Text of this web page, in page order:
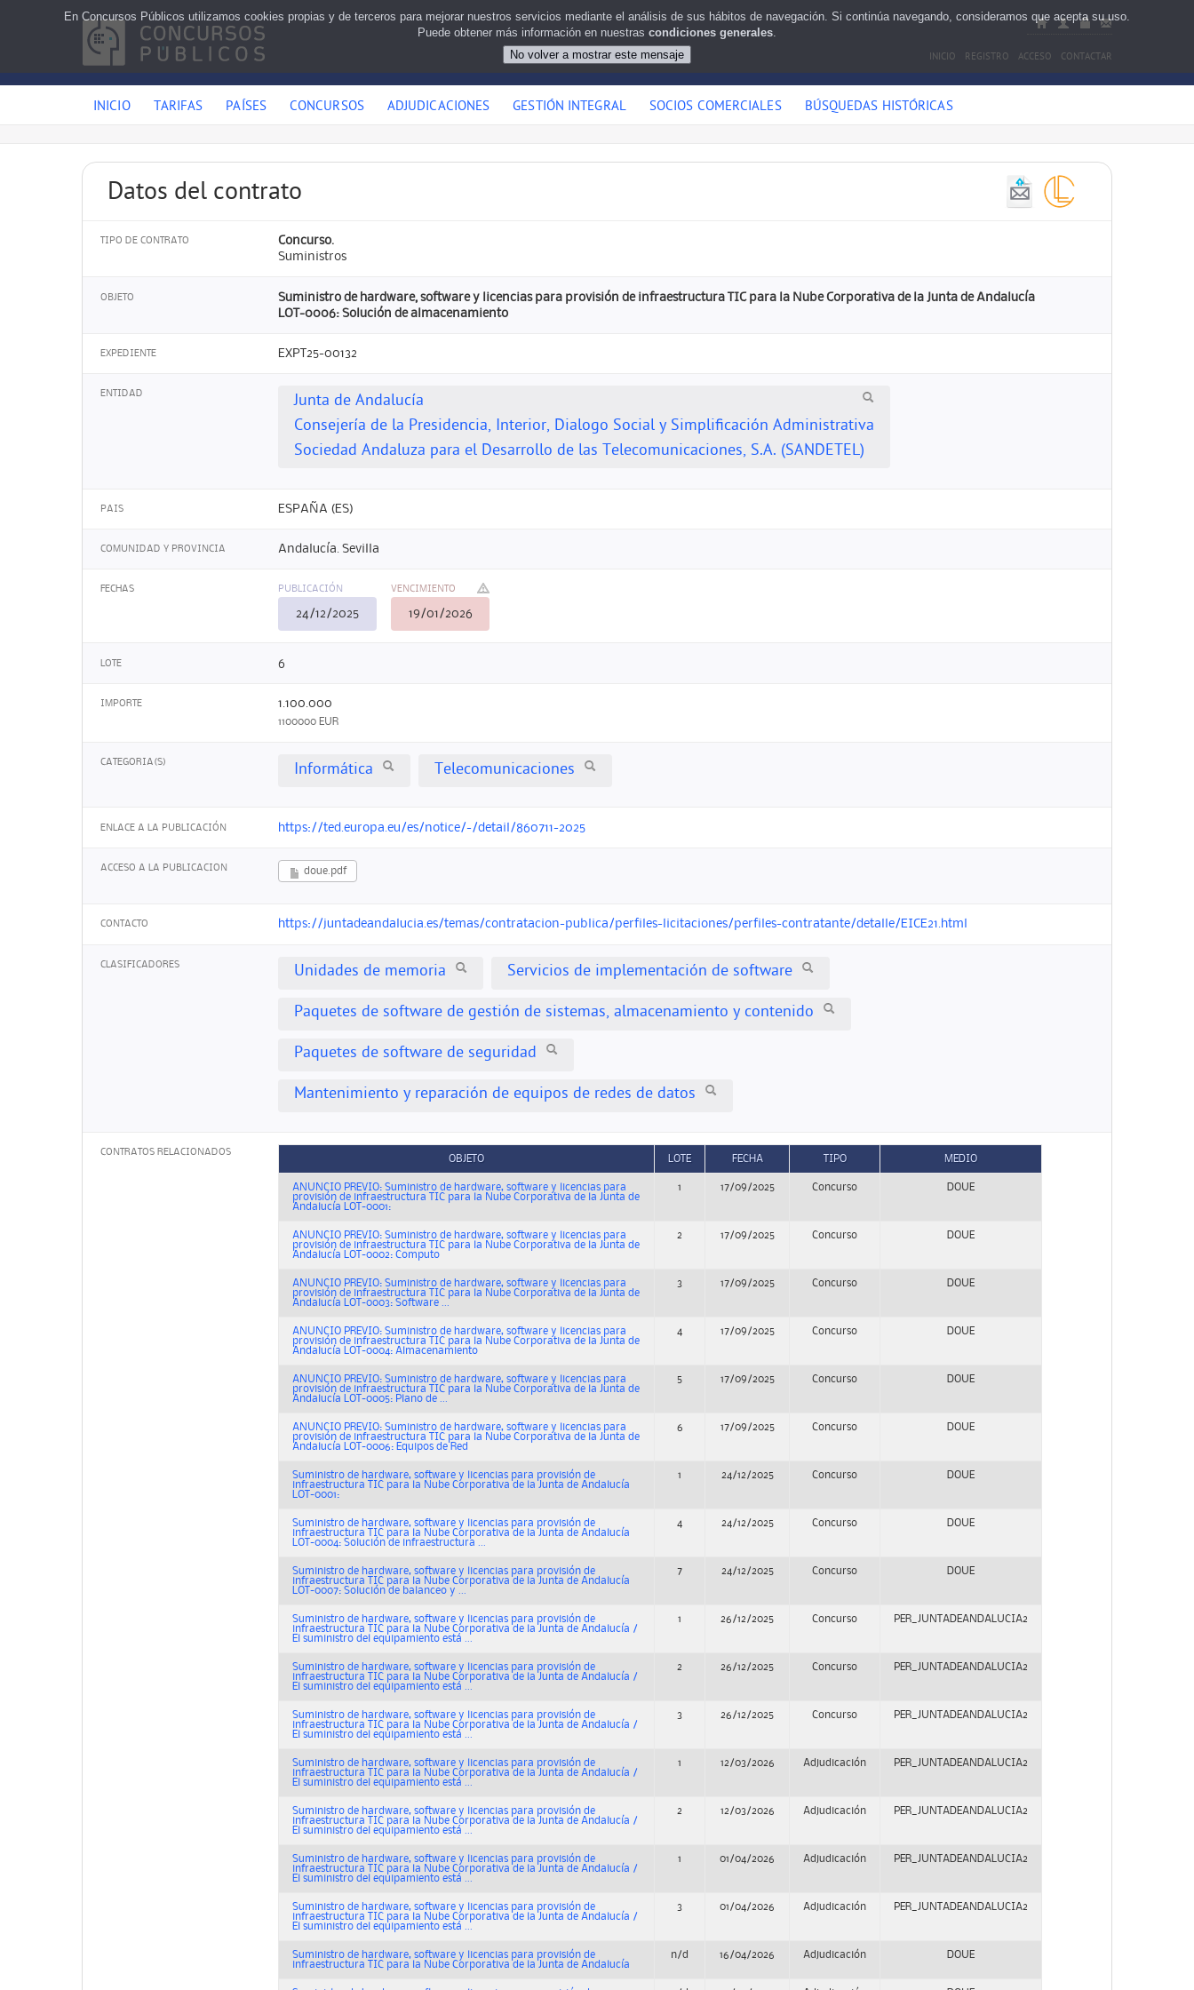
INICIO REGISTRO ACCESO CONTACTAR
INICIO TARIFAS PAÍSES CONCURSOS ADJUDICACIONES GESTIÓN INTEGRAL SOCIOS COMERCIALES BÚSQUEDAS HISTÓRICAS
Datos del contrato
TIPO DE CONTRATO
Concurso.
Suministros
OBJETO
Suministro de hardware, software y licencias para provisión de infraestructura TIC para la Nube Corporativa de la Junta de Andalucía
LOT-0006: Solución de almacenamiento
EXPEDIENTE EXPT25-00132
ENTIDAD
Junta de Andalucía
Consejería de la Presidencia, Interior, Dialogo Social y Simplificación Administrativa
Sociedad Andaluza para el Desarrollo de las Telecomunicaciones, S.A. (SANDETEL)
PAIS ESPAÑA (ES)
COMUNIDAD Y PROVINCIA Andalucía. Sevilla
FECHAS PUBLICACIÓN
24/12/2025
VENCIMIENTO
19/01/2026
LOTE 6
IMPORTE 1.100.000
1100000 EUR
CATEGORIA(S) Informática Telecomunicaciones
ENLACE A LA PUBLICACIÓN https://ted.europa.eu/es/notice/-/detail/860711-2025
ACCESO A LA PUBLICACION doue.pdf
CONTACTO https://juntadeandalucia.es/temas/contratacion-publica/perfiles-licitaciones/perfiles-contratante/detalle/EICE21.html
CLASIFICADORES Unidades de memoria Servicios de implementación de software
Paquetes de software de gestión de sistemas, almacenamiento y contenido
Paquetes de software de seguridad
Mantenimiento y reparación de equipos de redes de datos
CONTRATOS RELACIONADOS
OBJETO LOTE FECHA TIPO MEDIO
ANUNCIO PREVIO: Suministro de hardware, software y licencias para
provisión de infraestructura TIC para la Nube Corporativa de la Junta de
Andalucía LOT-0001:
1 17/09/2025 Concurso DOUE
ANUNCIO PREVIO: Suministro de hardware, software y licencias para
provisión de infraestructura TIC para la Nube Corporativa de la Junta de
Andalucía LOT-0002: Computo
2 17/09/2025 Concurso DOUE
ANUNCIO PREVIO: Suministro de hardware, software y licencias para
provisión de infraestructura TIC para la Nube Corporativa de la Junta de
Andalucía LOT-0003: Software ...
3 17/09/2025 Concurso DOUE
ANUNCIO PREVIO: Suministro de hardware, software y licencias para
provisión de infraestructura TIC para la Nube Corporativa de la Junta de
Andalucía LOT-0004: Almacenamiento
4 17/09/2025 Concurso DOUE
ANUNCIO PREVIO: Suministro de hardware, software y licencias para
provisión de infraestructura TIC para la Nube Corporativa de la Junta de
Andalucía LOT-0005: Plano de ...
5 17/09/2025 Concurso DOUE
ANUNCIO PREVIO: Suministro de hardware, software y licencias para
provisión de infraestructura TIC para la Nube Corporativa de la Junta de
Andalucía LOT-0006: Equipos de Red
6 17/09/2025 Concurso DOUE
Suministro de hardware, software y licencias para provisión de
infraestructura TIC para la Nube Corporativa de la Junta de Andalucía
LOT-0001:
1 24/12/2025 Concurso DOUE
Suministro de hardware, software y licencias para provisión de
infraestructura TIC para la Nube Corporativa de la Junta de Andalucía
LOT-0004: Solución de infraestructura ...
4 24/12/2025 Concurso DOUE
Suministro de hardware, software y licencias para provisión de
infraestructura TIC para la Nube Corporativa de la Junta de Andalucía
LOT-0007: Solución de balanceo y ...
7 24/12/2025 Concurso DOUE
Suministro de hardware, software y licencias para provisión de
infraestructura TIC para la Nube Corporativa de la Junta de Andalucía /
El suministro del equipamiento está ...
1 26/12/2025 Concurso PER_JUNTADEANDALUCIA2
Suministro de hardware, software y licencias para provisión de
infraestructura TIC para la Nube Corporativa de la Junta de Andalucía /
El suministro del equipamiento está ...
2 26/12/2025 Concurso PER_JUNTADEANDALUCIA2
Suministro de hardware, software y licencias para provisión de
infraestructura TIC para la Nube Corporativa de la Junta de Andalucía /
El suministro del equipamiento está ...
3 26/12/2025 Concurso PER_JUNTADEANDALUCIA2
Suministro de hardware, software y licencias para provisión de
infraestructura TIC para la Nube Corporativa de la Junta de Andalucía /
El suministro del equipamiento está ...
1 12/03/2026 Adjudicación PER_JUNTADEANDALUCIA2
Suministro de hardware, software y licencias para provisión de
infraestructura TIC para la Nube Corporativa de la Junta de Andalucía /
El suministro del equipamiento está ...
2 12/03/2026 Adjudicación PER_JUNTADEANDALUCIA2
Suministro de hardware, software y licencias para provisión de
infraestructura TIC para la Nube Corporativa de la Junta de Andalucía /
El suministro del equipamiento está ...
1 01/04/2026 Adjudicación PER_JUNTADEANDALUCIA2
Suministro de hardware, software y licencias para provisión de
infraestructura TIC para la Nube Corporativa de la Junta de Andalucía /
El suministro del equipamiento está ...
3 01/04/2026 Adjudicación PER_JUNTADEANDALUCIA2
Suministro de hardware, software y licencias para provisión de
infraestructura TIC para la Nube Corporativa de la Junta de Andalucía
n/d 16/04/2026 Adjudicación DOUE
En Concursos Públicos utilizamos cookies propias y de terceros para mejorar nuestros servicios mediante el análisis de sus hábitos de navegación. Si continúa navegando, consideramos que acepta su uso.
Puede obtener más información en nuestras condiciones generales.